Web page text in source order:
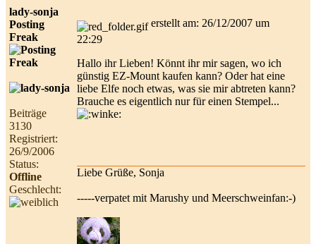
reviews.
lady-sonja
Posting
Freak
Beiträge
3130
Registriert:
26/9/2006
Status:
Offline
Geschlecht:
erstellt am: 26/12/2007 um
22:29
Hallo ihr Lieben! Könnt ihr mir sagen, wo ich
günstig EZ-Mount kaufen kann? Oder hat eine
liebe Elfe noch etwas, was sie mir abtreten kann?
Brauche es eigentlich nur für einen Stempel...
Liebe Grüße, Sonja
-----verpatet mit Marushy und Meerschweinfan:-)